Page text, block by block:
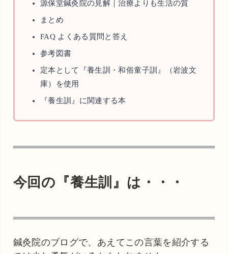
源保堂鍼灸院の見解｜治療よりも生活の質
まとめ
FAQ よくある質問と答え
参考図書
定本として『養生訓・和俗童子訓』（岩波文
庫）を使用
『養生訓』に関連する本
今回の『養生訓』は・・・
鍼灸院のブログで、あえてこの言葉を紹介する